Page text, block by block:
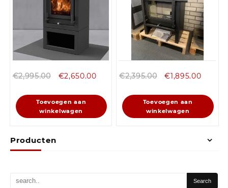
Producten
€2,995.00 €2,650.00
Toevoegen aan
winkelwagen
€2,395.00 €1,895.00
Toevoegen aan
winkelwagen